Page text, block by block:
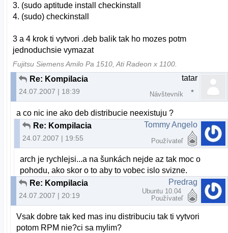
3. (sudo aptitude install checkinstall
4. (sudo) checkinstall
3 a 4 krok ti vytvori .deb balik tak ho mozes potm
jednoduchsie vymazat
Fujitsu Siemens Amilo Pa 1510, Ati Radeon x 1100.
Re: Kompilacia
24.07.2007 | 18:39
tatar
Návštevník
a co nic ine ako deb distribucie neexistuju ?
Re: Kompilacia
24.07.2007 | 19:55
Tommy Angelo
Používateľ
arch je rychlejsi...a na šunkách nejde az tak moc o
pohodu, ako skor o to aby to vobec islo svizne.
Re: Kompilacia
24.07.2007 | 20:19
Predrag
Ubuntu 10.04
Používateľ
Vsak dobre tak ked mas inu distribuciu tak ti vytvori
potom RPM nie?ci sa mylim?